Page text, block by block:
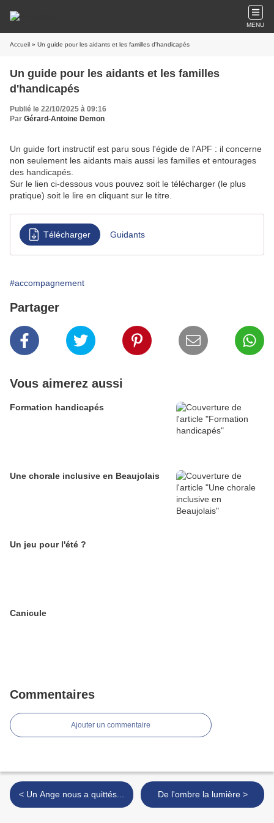
MENU
Accueil » Un guide pour les aidants et les familles d'handicapés
Un guide pour les aidants et les familles
d'handicapés
Publié le 22/10/2025 à 09:16
Par Gérard-Antoine Demon
Un guide fort instructif est paru sous l'égide de l'APF : il concerne
non seulement les aidants mais aussi les familles et entourages
des handicapés.
Sur le lien ci-dessous vous pouvez soit le télécharger (le plus
pratique) soit le lire en cliquant sur le titre.
Télécharger Guidants
#accompagnement
Partager
Vous aimerez aussi
Formation handicapés
Une chorale inclusive en Beaujolais
Un jeu pour l'été ?
Canicule
Commentaires
Ajouter un commentaire
< Un Ange nous a quittés... De l'ombre la lumière >